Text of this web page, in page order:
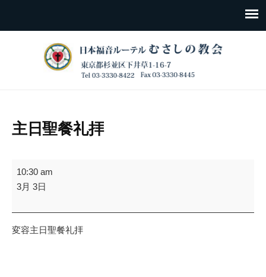
主日聖餐礼拝
主
日
餐
礼
10:30 am
3月 3日
変容主日聖餐礼拝